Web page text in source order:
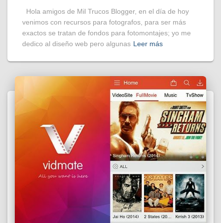
Hola amigos de Mil Trucos Blogger, en el día de hoy
venimos con recursos para fotografos, para ser más
exactos se tratan de fondos para fotomontajes; yo me
dedico al diseño web pero algunas Leer más